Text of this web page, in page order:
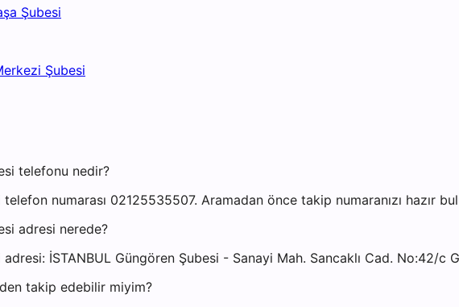
Şubesi
Şubesi
telefonu nedir?
numarası 02125535507. Aramadan önce takip numaranızı hazır
adresi nerede?
İSTANBUL Güngören Şubesi - Sanayi Mah. Sancaklı Cad. No:42/c
takip edebilir miyim?